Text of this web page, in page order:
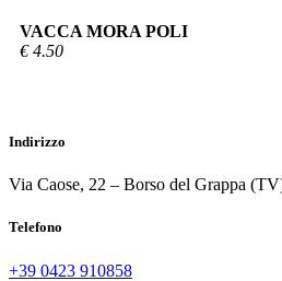
VACCA MORA POLI
€ 4.50
Indirizzo
Via Caose, 22 – Borso del Grappa
Telefono
+39 0423 910858